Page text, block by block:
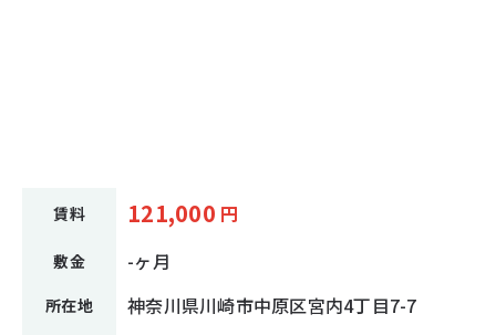
賃料 121,000 円
敷金 -ヶ月
所在地 神奈川県川崎市中原区宮内4丁目7-7